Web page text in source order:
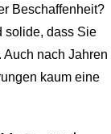
Beschaffenheit?
solide, dass Sie
Auch nach Jahren
kaum eine